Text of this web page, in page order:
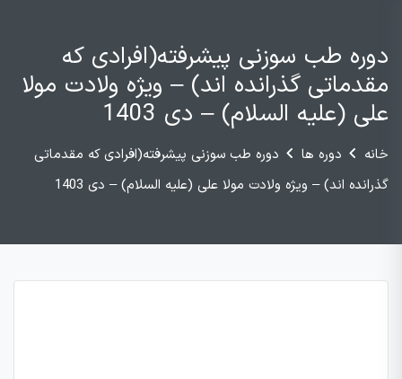
دوره طب سوزنی پیشرفته(افرادی که
مقدماتی گذرانده اند) – ویژه ولادت مولا
علی (علیه السلام) – دی 1403
خانه دوره ها
دوره طب سوزنی پیشرفته(افرادی که مقدماتی
گذرانده اند) – ویژه ولادت مولا علی (علیه السلام) – دی 1403